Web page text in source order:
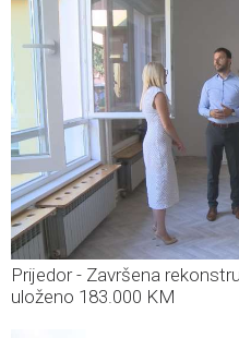
Prijedor - Završena
uloženo 183.000 KM